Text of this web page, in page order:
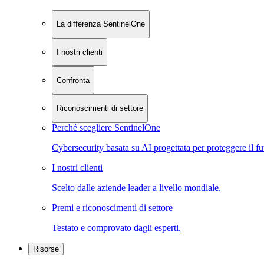
La differenza SentinelOne
I nostri clienti
Confronta
Riconoscimenti di settore
Perché scegliere SentinelOne
Cybersecurity basata su AI progettata per proteggere il
I nostri clienti
Scelto dalle aziende leader a livello mondiale.
Premi e riconoscimenti di settore
Testato e comprovato dagli esperti.
Risorse